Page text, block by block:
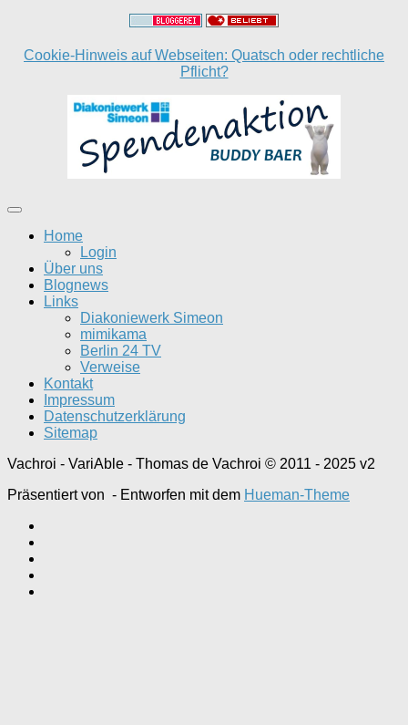
Cookie-Hinweis auf Webseiten: Quatsch oder rechtliche
Pflicht?
Home
Login
Über uns
Blognews
Links
Diakoniewerk Simeon
mimikama
Berlin 24 TV
Verweise
Kontakt
Impressum
Datenschutzerklärung
Sitemap
Vachroi - VariAble - Thomas de Vachroi © 2011 - 2025 v2
Präsentiert von - Entworfen mit dem Hueman-Theme